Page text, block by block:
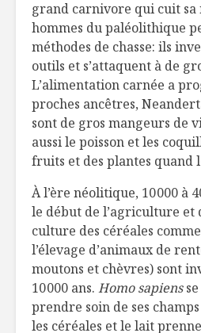
grand carnivore qui cuit
hommes du paléolithique
méthodes de chasse: ils
outils et s’attaquent à de
L’alimentation carnée a
proches ancêtres,
sont de gros mangeurs de
aussi le poisson et les
fruits et des plantes quand
À l’ère néolitique, 10 000 à
le début de l’agriculture et
culture des céréales
l’élevage d’animaux de
moutons et chèvres) sont
10 000 ans. Homo sapiens
prendre soin de ses
les céréales et le lait